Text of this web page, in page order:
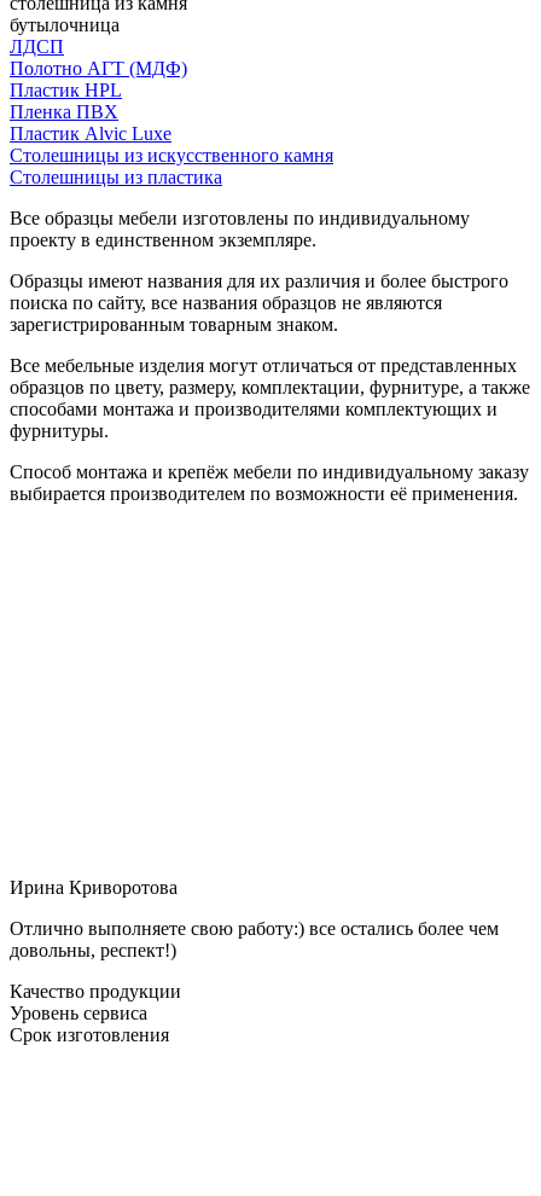
бутылочница
ЛДСП
Полотно АГТ (МДФ)
Пластик HPL
Пленка ПВХ
Пластик Alvic Luxe
Столешницы из искусственного камня
Столешницы из пластика
Все образцы мебели изготовлены по индивидуальному
проекту в единственном экземпляре.
Образцы имеют названия для их различия и более быстрого
поиска по сайту, все названия образцов не являются
зарегистрированным товарным знаком.
Все мебельные изделия могут отличаться от представленных
образцов по цвету, размеру, комплектации, фурнитуре, а также
способами монтажа и производителями комплектующих и
фурнитуры.
Способ монтажа и крепёж мебели по индивидуальному заказу
выбирается производителем по возможности её применения.
Ирина Криворотова
Отлично выполняете свою работу:) все остались более чем
довольны, респект!)
Качество продукции
Уровень сервиса
Срок изготовления